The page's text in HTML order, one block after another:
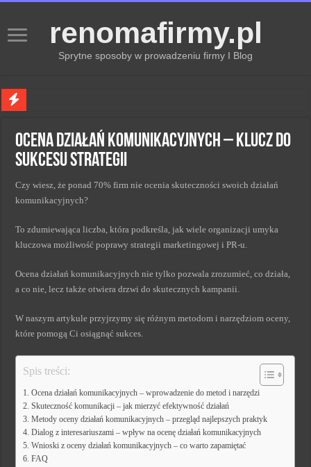
renomafirmy.pl
Sprytne sposoby w prowadzeniu firmy I Blog
Kiedy zmieniać strategię PR dla lepszych wyników
Monitorowanie wizerunku w sieci kluczem do sukcesu
Kryzys a zmiana strategii PR w skutecznym zarządzaniu
Ocena działań komunikacyjnych – klucz do
sukcesu strategii
Czy wiesz, że ponad 70% firm nie ocenia skuteczności swoich działań
komunikacyjnych?
To zdumiewająca liczba, która podkreśla, jak wiele organizacji umyka
kluczowa możliwość poprawy strategii marketingowej i PR-u.
Ocena działań komunikacyjnych nie tylko pozwala zrozumieć, co działa,
a co nie, lecz także otwiera drzwi do skutecznych kampanii.
W naszym artykule przyjrzymy się różnym metodom i narzędziom oceny,
które pomogą Ci osiągnąć sukces.
Spis treści:
Ocena działań komunikacyjnych – wprowadzenie do metod i narzędzi
Skuteczność komunikacji – jak mierzyć efektywność działań
Metody oceny działań komunikacyjnych – przegląd najlepszych praktyk
Dialog z interesariuszami – wpływ na ocenę działań komunikacyjnych
Wnioski z oceny działań komunikacyjnych – co warto zapamiętać
FAQ